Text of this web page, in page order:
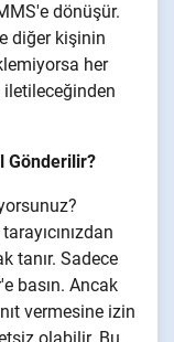
dönüşür.
diğer kişinin
her
Gönderilir?
tanır. Sadece
basın. Ancak
vermesine izin